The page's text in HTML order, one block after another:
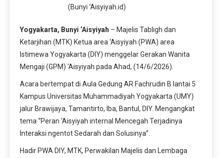
(Bunyi ‘Aisyiyah.id)
Yogyakarta, Bunyi ‘Aisyiyah – Majelis Tabligh dan
Ketarjihan (MTK) Ketua area ‘Aisyiyah (PWA) area
Istimewa Yogyakarta (DIY) menggelar Gerakan Wanita
Mengaji (GPM) ‘Aisyiyah pada Ahad, (14/6/2026).
Acara bertempat di Aula Gedung AR Fachrudin B lantai 5
Kampus Universitas Muhammadiyah Yogyakarta (UMY)
jalur Brawijaya, Tamantirto, Iba, Bantul, DIY. Mengangkat
tema “Peran ‘Aisyiyah internal Mencegah Terjadinya
Interaksi ngentot Sedarah dan Solusinya”.
Hadir PWA DIY, MTK, Perwakilan Majelis dan Lembaga